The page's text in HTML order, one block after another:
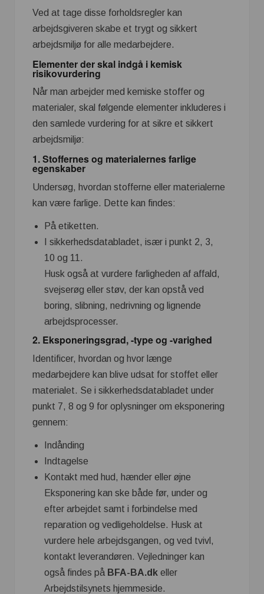
Ved at tage disse forholdsregler kan
arbejdsgiveren skabe et trygt og sikkert
arbejdsmiljø for alle medarbejdere.
Elementer der skal indgå i kemisk
risikovurdering
Når man arbejder med kemiske stoffer og
materialer, skal følgende elementer inkluderes i
den samlede vurdering for at sikre et sikkert
arbejdsmiljø:
1. Stoffernes og materialernes farlige
egenskaber
Undersøg, hvordan stofferne eller materialerne
kan være farlige. Dette kan findes:
På etiketten.
I sikkerhedsdatabladet, især i punkt 2, 3,
10 og 11.
Husk også at vurdere farligheden af affald,
svejserøg eller støv, der kan opstå ved
boring, slibning, nedrivning og lignende
arbejdsprocesser.
2. Eksponeringsgrad, -type og -varighed
Identificer, hvordan og hvor længe
medarbejdere kan blive udsat for stoffet eller
materialet. Se i sikkerhedsdatabladet under
punkt 7, 8 og 9 for oplysninger om eksponering
gennem:
Indånding
Indtagelse
Kontakt med hud, hænder eller øjne
Eksponering kan ske både før, under og
efter arbejdet samt i forbindelse med
reparation og vedligeholdelse. Husk at
vurdere hele arbejdsgangen, og ved tvivl,
kontakt leverandøren. Vejledninger kan
også findes på BFA-BA.dk eller
Arbejdstilsynets hjemmeside.